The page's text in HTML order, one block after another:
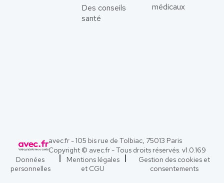
Des conseils
santé
médicaux
avec.fr - 105 bis rue de Tolbiac, 75013 Paris
Copyright © avec.fr - Tous droits réservés. v1.0.169
Données
personnelles
Mentions légales
et CGU
Gestion des cookies et
consentements